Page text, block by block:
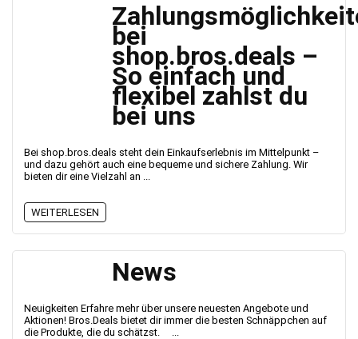
bei
shop.bros.deals –
So einfach und
flexibel zahlst du
bei uns
Bei shop.bros.deals steht dein Einkaufserlebnis im Mittelpunkt –
und dazu gehört auch eine bequeme und sichere Zahlung. Wir
bieten dir eine Vielzahl an ...
WEITERLESEN
News
Neuigkeiten Erfahre mehr über unsere neuesten Angebote und
Aktionen! Bros.Deals bietet dir immer die besten Schnäppchen auf
die Produkte, die du schätzst. ...